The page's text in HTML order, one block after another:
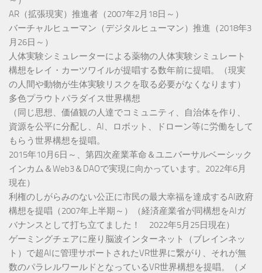
AR（拡張現実）推進者（2007年2月18日～）
バーチャルヒューマン（デジタルヒューマン）推進（2018年3
月26日～）
人体実験シミュレーターによる薬物の人体実験シミュレート
構想をレイ・カーツワイルが提唱する数年前に提唱。（現実
の人間や動物が生体実験リスクを取る必要がなくなります）
多色プラウトパラダイス世界構想
（同じ思想、価値観の人達でコミュニティ、自治体を作り、
資源を公平に分配し、AI、ロボット、ドローン等に労働をして
もらう世界構想を提唱。
2015年10月6日～、第四次産業革命＆ユニバーサルベーシック
インカム＆Web3＆DAOで実現に向かっています。2022年6月
現在）
利権のしがらみのない公正に市民の最大幸福を達成するAI政府
構想を提唱（2007年上半期～）（経済産業省が同構想をAIガ
バナンスとして打ち立てました！ 2022年5月25日現在）
ゲーミングチェアに座り脳波インターネット（ブレインネッ
ト）で超AIに管理サポートされたVR世界に繋がり、それが無
数のパラレルワールドとなっているVR世界構想を提唱。（メ